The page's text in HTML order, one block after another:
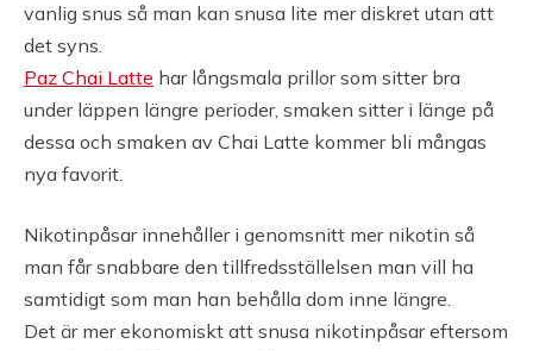
vanlig snus så man kan snusa lite mer diskret utan att
det syns.
Paz Chai Latte har långsmala prillor som sitter bra
under läppen längre perioder, smaken sitter i länge på
dessa och smaken av Chai Latte kommer bli mångas
nya favorit.
Nikotinpåsar innehåller i genomsnitt mer nikotin så
man får snabbare den tillfredsställelsen man vill ha
samtidigt som man han behålla dom inne längre.
Det är mer ekonomiskt att snusa nikotinpåsar eftersom